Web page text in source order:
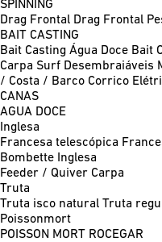
SPINNING
Drag Frontal Drag Frontal
BAIT CASTING
Bait Casting Água Doce Bait
Carpa Surf Desembraiáveis
/ Costa / Barco Corrico
CANAS
AGUA DOCE
Inglesa
Francesa telescópica
Bombette Inglesa
Feeder / Quiver Carpa
Truta
Truta isco natural Truta
Poissonmort
POISSON MORT ROCEGAR